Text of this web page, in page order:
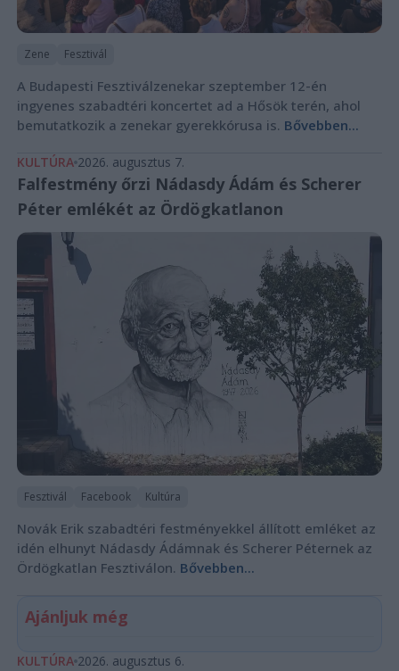
Zene Fesztivál
A Budapesti Fesztiválzenekar szeptember 12-én
ingyenes szabadtéri koncertet ad a Hősök terén, ahol
bemutatkozik a zenekar gyerekkórusa is. Bővebben...
KULTÚRA 2026. augusztus 7.
Falfestmény őrzi Nádasdy Ádám és Scherer
Péter emlékét az Ördögkatlanon
Fesztivál Facebook Kultúra
Novák Erik szabadtéri festményekkel állított emléket az
idén elhunyt Nádasdy Ádámnak és Scherer Péternek az
Ördögkatlan Fesztiválon. Bővebben...
Ajánljuk még
KULTÚRA 2026. augusztus 6.